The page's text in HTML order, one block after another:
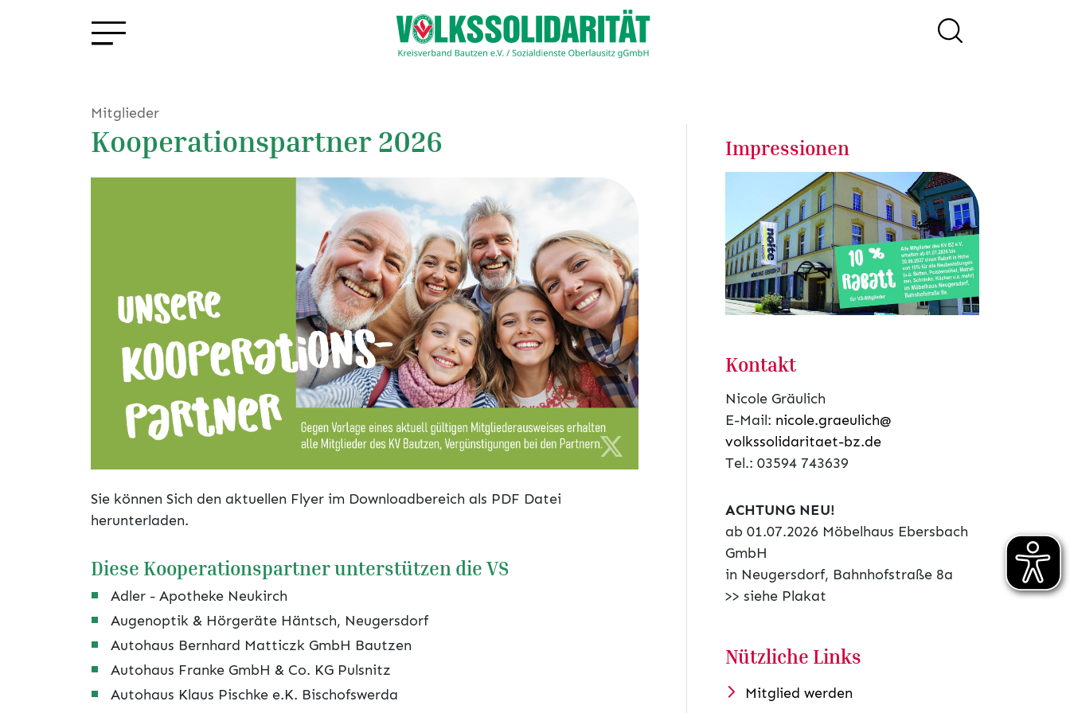
Mitglieder
Kooperationspartner 2026
Sie können Sich den aktuellen Flyer im Downloadbereich als PDF Datei
herunterladen.
Diese Kooperationspartner unterstützen die VS
Adler - Apotheke Neukirch
Augenoptik & Hörgeräte Häntsch, Neugersdorf
Autohaus Bernhard Matticzk GmbH Bautzen
Autohaus Franke GmbH & Co. KG Pulsnitz
Autohaus Klaus Pischke e.K. Bischofswerda
Impressionen
Kontakt
Nicole Gräulich
E-Mail: nicole.graeulich@
volkssolidaritaet-bz.de
Tel.: 03594 743639
ACHTUNG NEU!
ab 01.07.2026 Möbelhaus Ebersbach
GmbH
in Neugersdorf, Bahnhofstraße 8a
>> siehe Plakat
Nützliche Links
Mitglied werden